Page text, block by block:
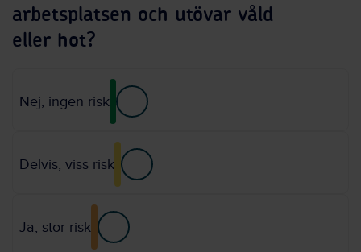
arbetsplatsen och utövar våld
eller hot?
Nej, ingen risk
Delvis, viss risk
Ja, stor risk